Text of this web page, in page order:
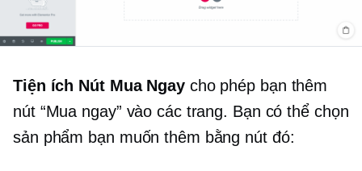
Tiện ích Nút Mua Ngaycho phép bạn thêm
nút “Mua ngay” vào các trang. Bạn có thể chọn
sản phẩm bạn muốn thêm bằng nút đó: